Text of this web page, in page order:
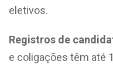
eletivos.
Registros de
e coligações têm até